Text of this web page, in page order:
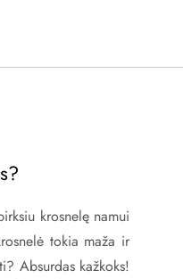
krosnelę namui
tokia maža ir
Absurdas kažkoks!